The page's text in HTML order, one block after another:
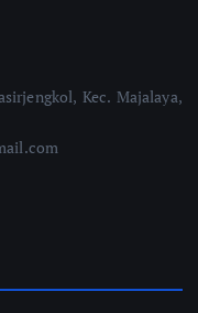
Kec. Majalaya,